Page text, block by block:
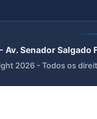
Av. Senador
2026 - Todos os